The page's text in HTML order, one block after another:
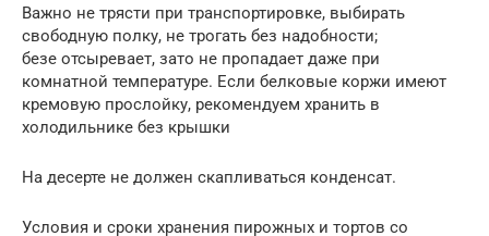
Важно не трясти при транспортировке, выбирать
свободную полку, не трогать без надобности;
безе отсыревает, зато не пропадает даже при
комнатной температуре. Если белковые коржи имеют
кремовую прослойку, рекомендуем хранить в
холодильнике без крышки
На десерте не должен скапливаться конденсат.
Условия и сроки хранения пирожных и тортов со